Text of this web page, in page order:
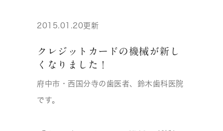
2015.01.20更新
クレジットカードの機械が新し
くなりました！
府中市・西国分寺の歯医者、鈴木歯科医院
です。